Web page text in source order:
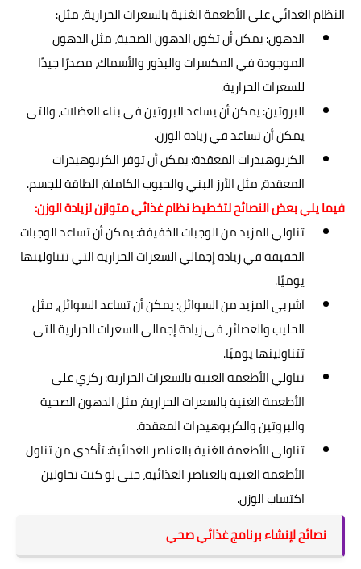
النظام الغذائي على الأطعمة الغنية بالسعرات الحرارية، مثل:
الدهون: يمكن أن تكون الدهون الصحية، مثل الدهون
الموجودة في المكسرات والبذور والأسماك، مصدرًا جيدًا
للسعرات الحرارية.
البروتين: يمكن أن يساعد البروتين في بناء العضلات، والتي
يمكن أن تساعد في زيادة الوزن.
الكربوهيدرات المعقدة: يمكن أن توفر الكربوهيدرات
المعقدة، مثل الأرز البني والحبوب الكاملة، الطاقة للجسم.
فيما يلي بعض النصائح لتخطيط نظام غذائي متوازن لزيادة الوزن:
تناولي المزيد من الوجبات الخفيفة: يمكن أن تساعد الوجبات
الخفيفة في زيادة إجمالي السعرات الحرارية التي تتناولينها
يوميًا.
اشربي المزيد من السوائل: يمكن أن تساعد السوائل، مثل
الحليب والعصائر، في زيادة إجمالي السعرات الحرارية التي
تتناولينها يوميًا.
تناولي الأطعمة الغنية بالسعرات الحرارية: ركزي على
الأطعمة الغنية بالسعرات الحرارية، مثل الدهون الصحية
والبروتين والكربوهيدرات المعقدة.
تناولي الأطعمة الغنية بالعناصر الغذائية: تأكدي من تناول
الأطعمة الغنية بالعناصر الغذائية، حتى لو كنت تحاولين
اكتساب الوزن.
نصائح لإنشاء برنامج غذائي صحي